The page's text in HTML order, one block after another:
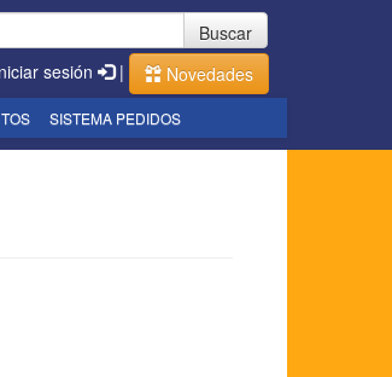
Buscar
sesión | Novedades
SISTEMA PEDIDOS